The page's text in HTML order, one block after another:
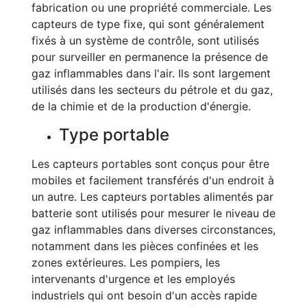
fabrication ou une propriété commerciale. Les
capteurs de type fixe, qui sont généralement
fixés à un système de contrôle, sont utilisés
pour surveiller en permanence la présence de
gaz inflammables dans l'air. Ils sont largement
utilisés dans les secteurs du pétrole et du gaz,
de la chimie et de la production d'énergie.
Type portable
Les capteurs portables sont conçus pour être
mobiles et facilement transférés d'un endroit à
un autre. Les capteurs portables alimentés par
batterie sont utilisés pour mesurer le niveau de
gaz inflammables dans diverses circonstances,
notamment dans les pièces confinées et les
zones extérieures. Les pompiers, les
intervenants d'urgence et les employés
industriels qui ont besoin d'un accès rapide